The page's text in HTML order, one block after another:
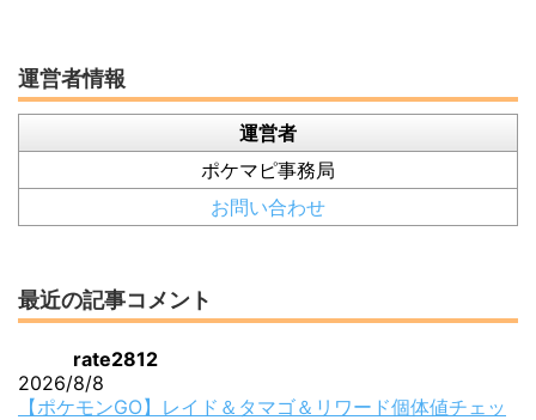
運営者情報
運営者
ポケマピ事務局
お問い合わせ
最近の記事コメント
rate2812
2026/8/8
【ポケモンGO】レイド＆タマゴ＆リワード個体値チェッ